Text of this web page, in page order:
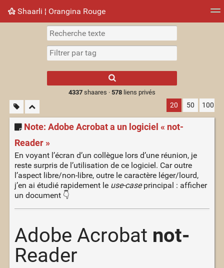
Shaarli ¦ Orangina Rouge
Nuage de tags Mur d'images
results.
4337shaares · 578liens privés
20 50 100
Note: Adobe Acrobat a un logiciel « not-
Reader »
En voyant l’écran d’un collègue lors d’une réunion, je
reste surpris de l’utilisation de ce logiciel. Car outre
l’aspect libre/non-libre, outre le caractère léger/lourd,
j’en ai étudié rapidement le use-caseprincipal : afficher
un document 👇
Adobe Acrobat not-
Reader